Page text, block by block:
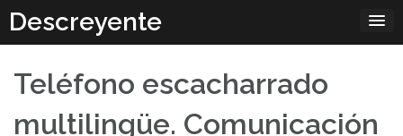
content
Descreyente
Teléfono escacharrado
multilingüe. Comunicación